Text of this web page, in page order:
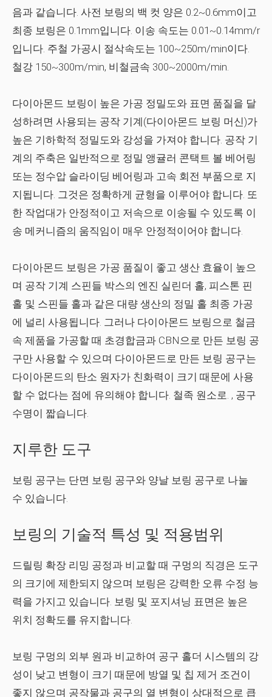
음과 같습니다. 사전 보링의 백 컷 양은 0.2~0.6mm이고
최종 보링은 0.1mm입니다. 이송 속도는 0.01~0.14mm/r
입니다. 주철 가공시 절삭속도는 100~250m/min이다.
철강 150~300m/min, 비철금속 300~2000m/min.
다이아몬드 보링이 높은 가공 정밀도와 표면 품질을 달
성하려면 사용되는 공작 기계(다이아몬드 보링 머신)가
높은 기하학적 정밀도와 강성을 가져야 합니다. 공작 기
계의 주축은 일반적으로 정밀 앵귤러 콘택트 볼 베어링
또는 정수압 슬라이딩 베어링과 고속 회전 부품으로 지
지됩니다. 그것은 정확하게 균형을 이루어야 합니다. 또
한 작업대가 안정적이고 저속으로 이송될 수 있도록 이
송 메커니즘의 움직임이 매우 안정적이어야 합니다.
다이아몬드 보링은 가공 품질이 좋고 생산 효율이 높으
며 공작 기계 스핀들 박스의 엔진 실린더 홀, 피스톤 핀
홀 및 스핀들 홀과 같은 대량 생산의 정밀 홀 최종 가공
에 널리 사용됩니다. 그러나 다이아몬드 보링으로 철금
속 제품을 가공할 때 초경합금과 CBN으로 만든 보링 공
구만 사용할 수 있으며 다이아몬드로 만든 보링 공구는
다이아몬드의 탄소 원자가 친화력이 크기 때문에 사용
할 수 없다는 점에 유의해야 합니다. 철족 원소로. , 공구
수명이 짧습니다.
지루한 도구
보링 공구는 단면 보링 공구와 양날 보링 공구로 나눌
수 있습니다.
보링의 기술적 특성 및 적용범위
드릴링 확장 리밍 공정과 비교할 때 구멍의 직경은 도구
의 크기에 제한되지 않으며 보링은 강력한 오류 수정 능
력을 가지고 있습니다. 보링 및 포지셔닝 표면은 높은
위치 정확도를 유지합니다.
보링 구멍의 외부 원과 비교하여 공구 홀더 시스템의 강
성이 낮고 변형이 크기 때문에 방열 및 칩 제거 조건이
좋지 않으며 공작물과 공구의 열 변형이 상대적으로 큽